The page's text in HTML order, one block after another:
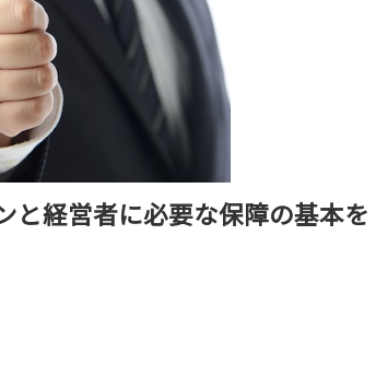
と経営者に必要な保障の基本を